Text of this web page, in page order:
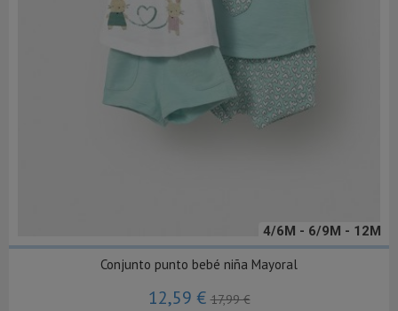
4/6M - 6/9M - 12M
Conjunto punto bebé niña Mayoral
12,59 €17,99 €